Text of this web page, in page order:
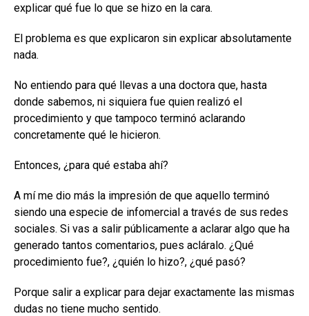
explicar qué fue lo que se hizo en la cara.
El problema es que explicaron sin explicar absolutamente
nada.
No entiendo para qué llevas a una doctora que, hasta
donde sabemos, ni siquiera fue quien realizó el
procedimiento y que tampoco terminó aclarando
concretamente qué le hicieron.
Entonces, ¿para qué estaba ahí?
A mí me dio más la impresión de que aquello terminó
siendo una especie de infomercial a través de sus redes
sociales. Si vas a salir públicamente a aclarar algo que ha
generado tantos comentarios, pues acláralo. ¿Qué
procedimiento fue?, ¿quién lo hizo?, ¿qué pasó?
Porque salir a explicar para dejar exactamente las mismas
dudas no tiene mucho sentido.